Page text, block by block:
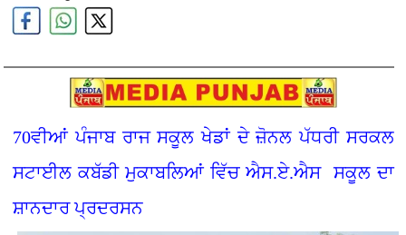
70ਵੀਆਂ ਪੰਜਾਬ ਰਾਜ ਸਕੂਲ ਖੇਡਾਂ ਦੇ ਜ਼ੋਨਲ ਪੱਧਰੀ ਸਰਕਲ
ਸਟਾਈਲ ਕਬੱਡੀ ਮੁਕਾਬਲਿਆਂ ਵਿੱਚ ਐਸ.ਏ.ਐਸ ਸਕੂਲ ਦਾ
ਸ਼ਾਨਦਾਰ ਪ੍ਰਦਰਸਨ